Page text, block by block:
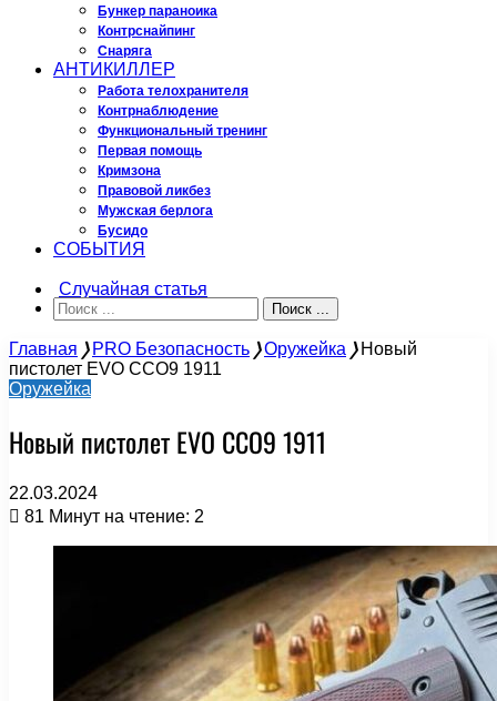
Бункер параноика
Контрснайпинг
Снаряга
АНТИКИЛЛЕР
Работа телохранителя
Контрнаблюдение
Функциональный тренинг
Первая помощь
Кримзона
Правовой ликбез
Мужская берлога
Бусидо
СОБЫТИЯ
Случайная статья
Поиск ...
Главная ❭ PRO Безопасность ❭Оружейка ❭ Новый
пистолет EVO CCO9 1911
Оружейка
Новый пистолет EVO CCO9 1911
22.03.2024
81 Минут на чтение: 2